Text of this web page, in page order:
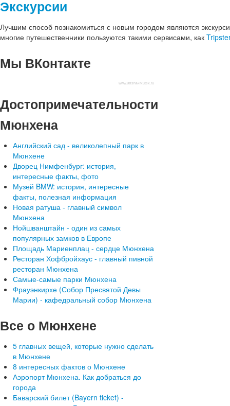
Экскурсии
Лучшим способ познакомиться с новым городом являются
многие путешественники пользуются такими сервисами, как
Мы ВКонтакте
www.afisha-irkutsk.ru
Достопримечательности
Мюнхена
Английский сад - великолепный парк в
Мюнхене
Дворец Нимфенбург: история,
интересные факты, фото
Музей BMW: история, интересные
факты, полезная информация
Новая ратуша - главный символ
Мюнхена
Нойшванштайн - один из самых
популярных замков в Европе
Площадь Мариенплац - сердце Мюнхена
Ресторан Хофбройхаус - главный пивной
ресторан Мюнхена
Самые-самые парки Мюнхена
Фрауэнкирхе (Собор Пресвятой Девы
Марии) - кафедральный собор Мюнхена
Все о Мюнхене
5 главных вещей, которые нужно сделать
в Мюнхене
8 интересных фактов о Мюнхене
Аэропорт Мюнхена. Как добраться до
города
Баварский билет (Bayern ticket) -